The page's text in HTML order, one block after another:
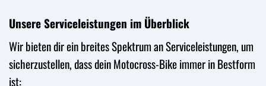
Unsere Serviceleistungen im Überblick
Wir bieten dir ein breites Spektrum an Serviceleistungen, um
sicherzustellen, dass dein Motocross-Bike immer in Bestform
ist: